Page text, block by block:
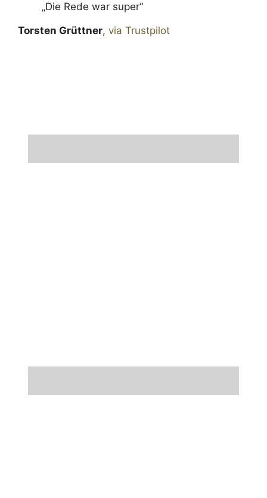
„Die Rede war super“
Torsten Grüttner, via Trustpilot
BEWERTUNG ABGEBEN